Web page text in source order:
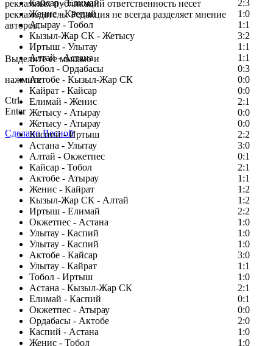
Кайсар - Елимай
2:3
Женис - Каспий
1:0
Атырау - Тобол
1:1
Кызыл-Жар СК - Жетысу
3:2
Иртыш - Улытау
1:1
Алтай - Астана
1:1
Тобол - Ордабасы
0:3
Актобе - Кызыл-Жар СК
0:0
Кайрат - Кайсар
0:0
Елимай - Женис
2:1
Жетысу - Атырау
0:0
Жетысу - Атырау
0:0
Каспий - Иртыш
2:2
Астана - Улытау
3:0
Алтай - Окжетпес
0:1
Кайсар - Тобол
2:1
Актобе - Атырау
1:1
Женис - Кайрат
1:2
Кызыл-Жар СК - Алтай
1:2
Иртыш - Елимай
2:2
Окжетпес - Астана
1:0
Улытау - Каспий
1:0
Улытау - Каспий
1:0
Актобе - Кайсар
3:0
Улытау - Кайрат
1:1
Тобол - Иртыш
1:0
Астана - Кызыл-Жар СК
2:1
Елимай - Каспий
0:1
Окжетпес - Атырау
0:0
Ордабасы - Актобе
2:0
Каспий - Астана
1:0
Женис - Тобол
1:0
рекламных публикаций ответственность несет
рекламодатель. Редакция не всегда разделяет мнение
авторов.
Заметили ошибку в тексте?
Выделите ее мышью и
нажмите
Ctrl
Enter
Сделано Весной